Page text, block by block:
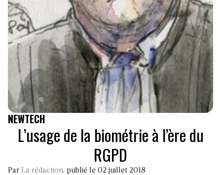
NEWTECH
L’usage de la biométrie à l’ère du
RGPD
Par La rédaction, publié le 02 juillet 2018